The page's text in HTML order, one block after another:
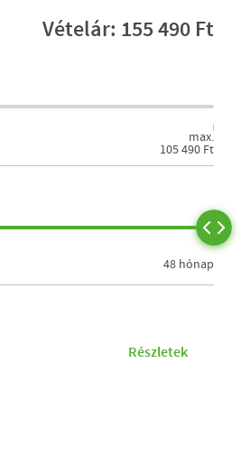
Vételár: 155 490 Ft
max.
105 490 Ft
48 hónap
Részletek